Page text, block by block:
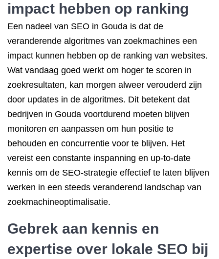
impact hebben op ranking
Een nadeel van SEO in Gouda is dat de
veranderende algoritmes van zoekmachines een
impact kunnen hebben op de ranking van websites.
Wat vandaag goed werkt om hoger te scoren in
zoekresultaten, kan morgen alweer verouderd zijn
door updates in de algoritmes. Dit betekent dat
bedrijven in Gouda voortdurend moeten blijven
monitoren en aanpassen om hun positie te
behouden en concurrentie voor te blijven. Het
vereist een constante inspanning en up-to-date
kennis om de SEO-strategie effectief te laten blijven
werken in een steeds veranderend landschap van
zoekmachineoptimalisatie.
Gebrek aan kennis en
expertise over lokale SEO bij